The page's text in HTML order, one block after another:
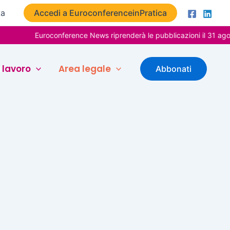
Accedi a EuroconferenceinPratica
Euroconference News riprenderà le pubblicazioni il 31
lavoro Area legale Abbonati